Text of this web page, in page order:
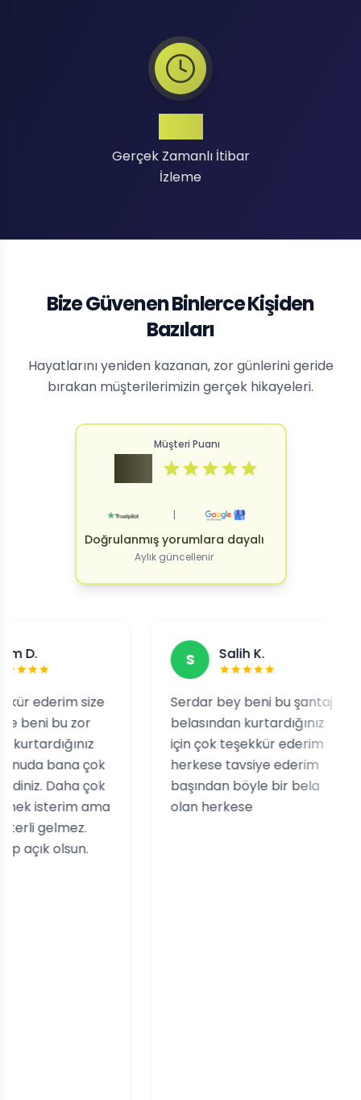
Gerçek Zamanlı İtibar
İzleme
Bize Güvenen Binlerce Kişiden
Bazıları
Hayatlarını yeniden kazanan, zor günlerini geride
bırakan müşterilerimizin gerçek hikayeleri.
Müşteri Puanı
|
Doğrulanmış yorumlara dayalı
Aylık güncellenir
size
zor
çok
çok
ama
Salih K.
Serdar bey beni bu şantaj
belasından kurtardığınız
için çok teşekkür ederim
herkese tavsiye ederim
başından böyle bir bela
olan herkese